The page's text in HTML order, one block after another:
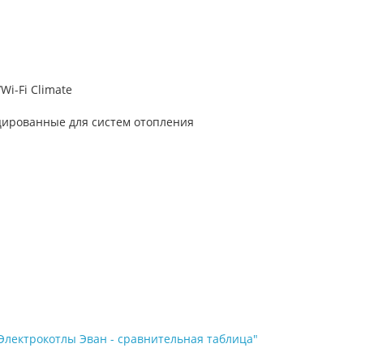
Fi Climate
для систем отопления
Эван - сравнительная таблица"